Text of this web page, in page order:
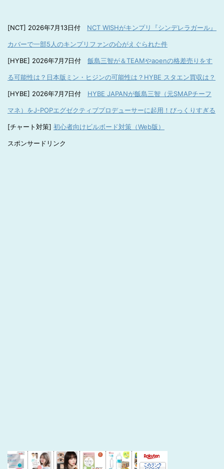
[NCT] 2026年7月13日付 NCT WISHがキンプリ『シンデレラガール』
カバーで一部5人のキンプリファンの心がえぐられた件
[HYBE] 2026年7月7日付 飯島三智が＆TEAMやaoenの格差売りをす
る可能性は？日本版ミン・ヒジンの可能性は？HYBE スタエン買収は？
[HYBE] 2026年7月7日付 HYBE JAPANが飯島三智（元SMAPチーフ
マネ）をJ-POPエグゼクティブプロデューサーに起用！びっくりすぎる
[チャート対策] 初心者向けビルボード対策（Web版）
スポンサードリンク